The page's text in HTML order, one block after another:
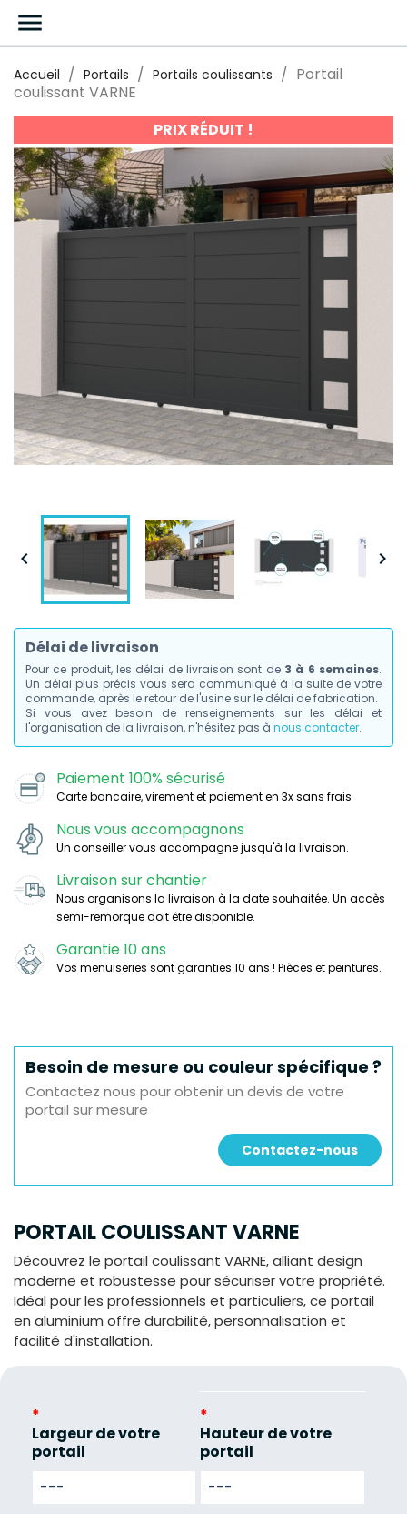

Accueil Portails Portails coulissants
Portail
coulissant VARNE
PRIX RÉDUIT !
 
Délai de livraison
Pour ce produit, les délai de livraison sont de 3 à 6 semaines.
Un délai plus précis vous sera communiqué à la suite de votre
commande, après le retour de l'usine sur le délai de fabrication.
Si vous avez besoin de renseignements sur les délai et
l'organisation de la livraison, n'hésitez pas à nous contacter.
Paiement 100% sécurisé
Carte bancaire, virement et paiement en 3x sans frais
Nous vous accompagnons
Un conseiller vous accompagne jusqu'à la livraison.
Livraison sur chantier
Nous organisons la livraison à la date souhaitée. Un accès
semi-remorque doit être disponible.
Garantie 10 ans
Vos menuiseries sont garanties 10 ans ! Pièces et peintures.
Besoin de mesure ou couleur spécifique ?
Contactez nous pour obtenir un devis de votre
portail sur mesure
Contactez-nous
PORTAIL COULISSANT VARNE
Découvrez le portail coulissant VARNE, alliant design
moderne et robustesse pour sécuriser votre propriété.
Idéal pour les professionnels et particuliers, ce portail
en aluminium offre durabilité, personnalisation et
facilité d'installation.
*
Largeur de votre
portail
*
Hauteur de votre
portail